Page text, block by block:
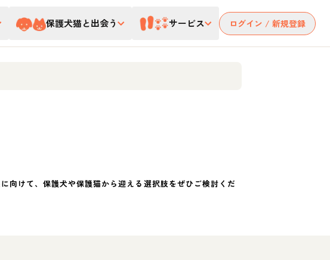
保護犬猫と出会う サービス ログイン / 新規登録
向けて、保護犬や保護猫から迎える選択肢をぜひご検討くだ